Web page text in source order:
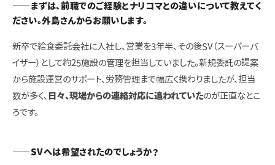
――まずは、前職でのご経験とナリコマとの違いについて教えてく
ださい。外島さんからお願いします。
新卒で給食委託会社に入社し、営業を3年半、その後SV（スーパーバ
イザー）として約25施設の管理を担当していました。新規委託の提案
から施設運営のサポート、労務管理まで幅広く携わりましたが、担当
数が多く、 日々、現場からの連絡対応に追われていたのが正直なとこ
ろです。
――SVへは希望されたのでしょうか？